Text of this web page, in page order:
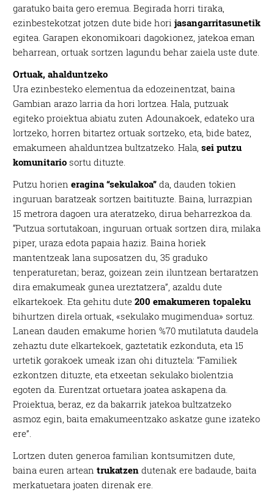
garatuko baita gero eremua. Begirada horri tiraka,
ezinbestekotzat jotzen dute bide horijasangarritasunetik
egitea. Garapen ekonomikoari dagokionez, jatekoa eman
beharrean, ortuak sortzen lagundu behar zaiela uste dute.
Ortuak, ahalduntzeko
Ura ezinbesteko elementua da edozeinentzat, baina
Gambian arazo larria da hori lortzea. Hala, putzuak
egiteko proiektua abiatu zuten Adounakoek, edateko ura
lortzeko, horren bitartez ortuak sortzeko, eta, bide batez,
emakumeen ahalduntzea bultzatzeko. Hala, sei putzu
komunitario sortu dituzte.
Putzu horien eragina “sekulakoa” da, dauden tokien
inguruan baratzeak sortzen baitituzte. Baina, lurrazpian
15 metrora dagoen ura ateratzeko, dirua beharrezkoa da.
“Putzua sortutakoan, inguruan ortuak sortzen dira, milaka
piper, uraza edota papaia haziz. Baina horiek
mantentzeak lana suposatzen du, 35 graduko
tenperaturetan; beraz, goizean zein iluntzean bertaratzen
dira emakumeak gunea ureztatzera”, azaldu dute
elkartekoek. Eta gehitu dute200 emakumeren topaleku
bihurtzen direla ortuak, «sekulako mugimendua» sortuz.
Lanean dauden emakume horien %70 mutilatuta daudela
zehaztu dute elkartekoek, gaztetatik ezkonduta, eta 15
urtetik gorakoek umeak izan ohi dituztela: “Familiek
ezkontzen dituzte, eta etxeetan sekulako biolentzia
egoten da. Eurentzat ortuetara joatea askapena da.
Proiektua, beraz, ez da bakarrik jatekoa bultzatzeko
asmoz egin, baita emakumeentzako askatze gune izateko
ere”.
Lortzen duten generoa familian kontsumitzen dute,
baina euren arteantrukatzen dutenak ere badaude, baita
merkatuetara joaten direnak ere.